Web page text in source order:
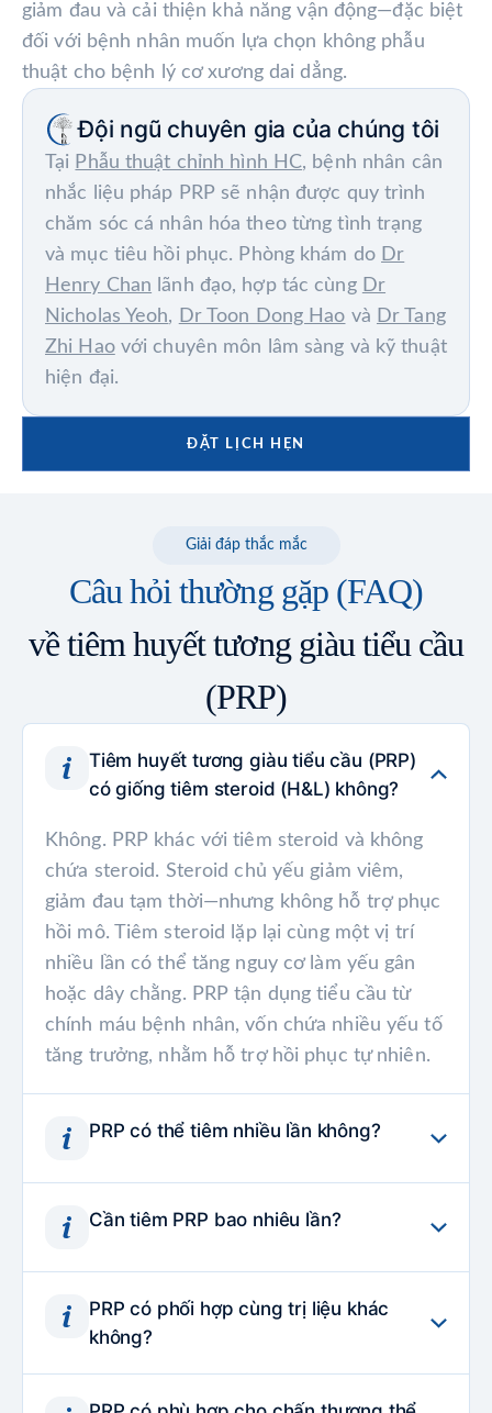
giảm đau và cải thiện khả năng vận động—đặc biệt
đối với bệnh nhân muốn lựa chọn không phẫu
thuật cho bệnh lý cơ xương dai dẳng.
Đội ngũ chuyên gia của chúng tôi
Tại Phẫu thuật chỉnh hình HC, bệnh nhân cân
nhắc liệu pháp PRP sẽ nhận được quy trình
chăm sóc cá nhân hóa theo từng tình trạng
và mục tiêu hồi phục. Phòng khám do Dr
Henry Chan lãnh đạo, hợp tác cùng Dr
Nicholas Yeoh, Dr Toon Dong Hao và Dr Tang
Zhi Haovới chuyên môn lâm sàng và kỹ thuật
hiện đại.
ĐẶT LỊCH HẸN
Giải đáp thắc mắc
Câu hỏi thường gặp (FAQ)
về tiêm huyết tương giàu tiểu cầu
(PRP)
Tiêm huyết tương giàu tiểu cầu (PRP)
có giống tiêm steroid (H&L) không?
Không. PRP khác với tiêm steroid và không
chứa steroid. Steroid chủ yếu giảm viêm,
giảm đau tạm thời—nhưng không hỗ trợ phục
hồi mô. Tiêm steroid lặp lại cùng một vị trí
nhiều lần có thể tăng nguy cơ làm yếu gân
hoặc dây chằng. PRP tận dụng tiểu cầu từ
chính máu bệnh nhân, vốn chứa nhiều yếu tố
tăng trưởng, nhằm hỗ trợ hồi phục tự nhiên.
PRP có thể tiêm nhiều lần không?
thiết. Nếu chấn thương kéo dài nhiều tháng
phụ thuộc mức độ bệnh và phản ứng điều trị.
Chuyên gia chỉnh hình sẽ cho biết bạn có cần
Cần tiêm PRP bao nhiêu lần?
nghiêm trọng của chấn thương. Một số người
chỉ cần 1 lần, người khác có thể cần 2 lần
hoặc nhiều hơn cách nhau vài tuần. Kế hoạch
PRP có phối hợp cùng trị liệu khác
không?